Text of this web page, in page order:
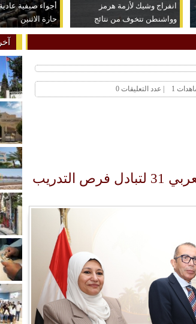
انفراج وشيك لأزمة هرمز
وواشنطن تتخوف من نتائج
عكسية للتصعيد
أجواء صيفية
حارة الاثنين
عمّان الأهلية تشارك في مصر بالملتقى العربي 31 لتبادل فرص التدريب